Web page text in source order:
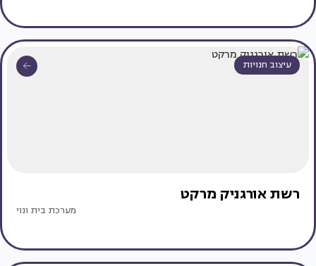
עיצוב חנויות
רשת אורגניק מרקט
מערכת בית ונוי